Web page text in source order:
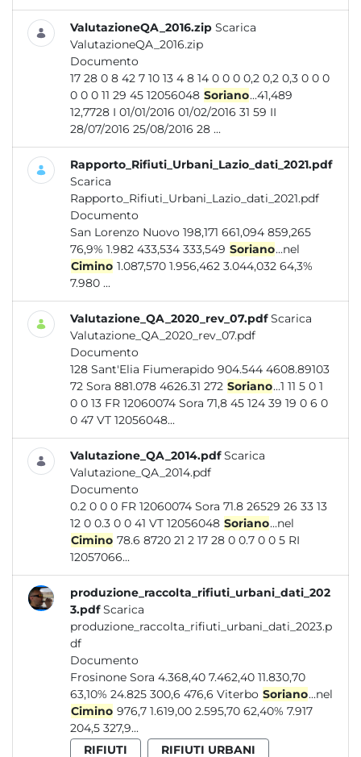
ValutazioneQA_2016.zip Scarica
ValutazioneQA_2016.zip
Documento
17 28 0 8 42 7 10 13 4 8 14 0 0 0 0,2 0,2 0,3 0 0 0
0 0 0 11 29 45 12056048 Soriano...41,489
12,7728 I 01/01/2016 01/02/2016 31 59 II
28/07/2016 25/08/2016 28 ...
Rapporto_Rifiuti_Urbani_Lazio_dati_2021.pdf
Scarica
Rapporto_Rifiuti_Urbani_Lazio_dati_2021.pdf
Documento
San Lorenzo Nuovo 198,171 661,094 859,265
76,9% 1.982 433,534 333,549 Soriano...nel
Cimino 1.087,570 1.956,462 3.044,032 64,3%
7.980 ...
Valutazione_QA_2020_rev_07.pdf Scarica
Valutazione_QA_2020_rev_07.pdf
Documento
128 Sant'Elia Fiumerapido 904.544 4608.89103
72 Sora 881.078 4626.31 272 Soriano...1 11 5 0 1
0 0 13 FR 12060074 Sora 71,8 45 124 39 19 0 6 0
0 47 VT 12056048...
Valutazione_QA_2014.pdf Scarica
Valutazione_QA_2014.pdf
Documento
0.2 0 0 0 FR 12060074 Sora 71.8 26529 26 33 13
12 0 0.3 0 0 41 VT 12056048 Soriano...nel
Cimino 78.6 8720 21 2 17 28 0 0.7 0 0 5 RI
12057066...
produzione_raccolta_rifiuti_urbani_dati_202
3.pdf Scarica
produzione_raccolta_rifiuti_urbani_dati_2023.p
df
Documento
Frosinone Sora 4.368,40 7.462,40 11.830,70
63,10% 24.825 300,6 476,6 Viterbo Soriano...nel
Cimino 976,7 1.619,00 2.595,70 62,40% 7.917
204,5 327,9...
RIFIUTI
RIFIUTI URBANI